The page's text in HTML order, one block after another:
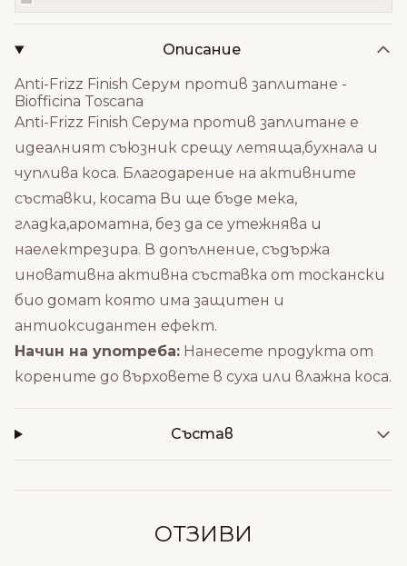
Описание
Anti-Frizz Finish Серум против заплитане -
Biofficina Toscana
Anti-Frizz Finish Серума против заплитане е
идеалният съюзник срещу летяща,бухнала и
чуплива коса. Благодарение на активните
съставки, косата Ви ще бъде мека,
гладка,ароматна, без да се утежнява и
наелектрезира. В допълнение, съдържа
иновативна активна съставка от тоскански
био домат която има защитен и
антиоксидантен ефект.
Начин на употреба: Нанесете продукта от
корените до върховете в суха или влажна коса.
Състав
ОТЗИВИ